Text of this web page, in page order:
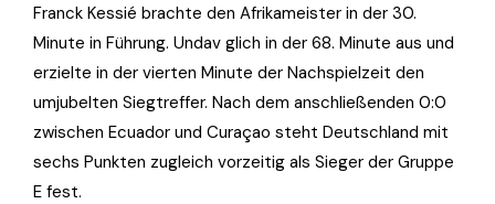
Franck Kessié brachte den Afrikameister in der 30.
Minute in Führung. Undav glich in der 68. Minute aus und
erzielte in der vierten Minute der Nachspielzeit den
umjubelten Siegtreffer. Nach dem anschließenden 0:0
zwischen Ecuador und Curaçao steht Deutschland mit
sechs Punkten zugleich vorzeitig als Sieger der Gruppe
E fest.